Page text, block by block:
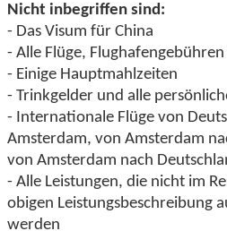
Nicht inbegriffen sind:
- Das Visum für China
- Alle Flüge,
- Einige Hauptmahlzeiten
- Trinkgelder und alle
- Internationale Flüge von
Amsterdam, von Amsterdam
von Amsterdam nach
- Alle Leistungen, die nicht im
obigen Leistungsbeschreibung
werden